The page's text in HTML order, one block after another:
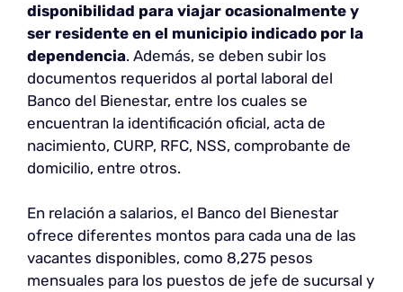
disponibilidad para viajar ocasionalmente y
ser residente en el municipio indicado por la
dependencia. Además, se deben subir los
documentos requeridos al portal laboral del
Banco del Bienestar, entre los cuales se
encuentran la identificación oficial, acta de
nacimiento, CURP, RFC, NSS, comprobante de
domicilio, entre otros.
En relación a salarios, el Banco del Bienestar
ofrece diferentes montos para cada una de las
vacantes disponibles, como 8,275 pesos
mensuales para los puestos de jefe de sucursal y